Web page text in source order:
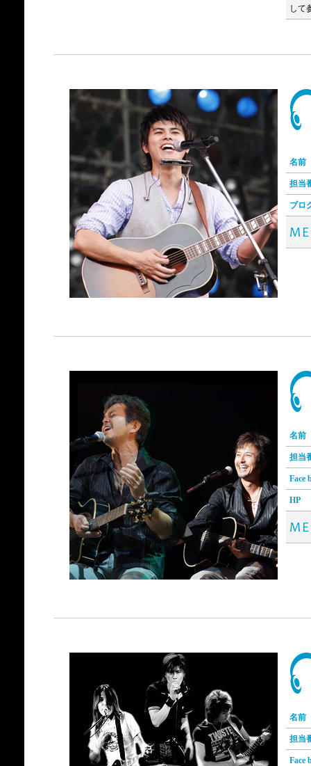
して
名前
担当
ブロ
名前
担当
Face
HP
名前
担当
Face